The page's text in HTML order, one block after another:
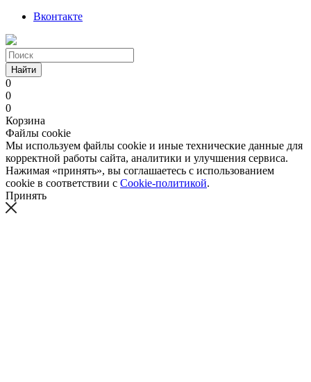
Вконтакте
Найти
0
0
0
Корзина
Файлы cookie
Мы используем файлы cookie и иные технические данные для
корректной работы сайта, аналитики и улучшения сервиса.
Нажимая «принять», вы соглашаетесь с использованием
cookie в соответствии с Cookie-политикой.
Принять